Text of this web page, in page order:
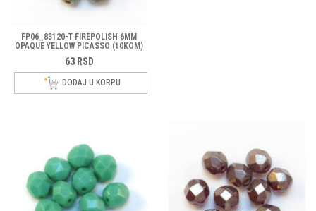
FP06_83120-T FIREPOLISH 6MM
OPAQUE YELLOW PICASSO (10KOM)
63 RSD
DODAJ U KORPU